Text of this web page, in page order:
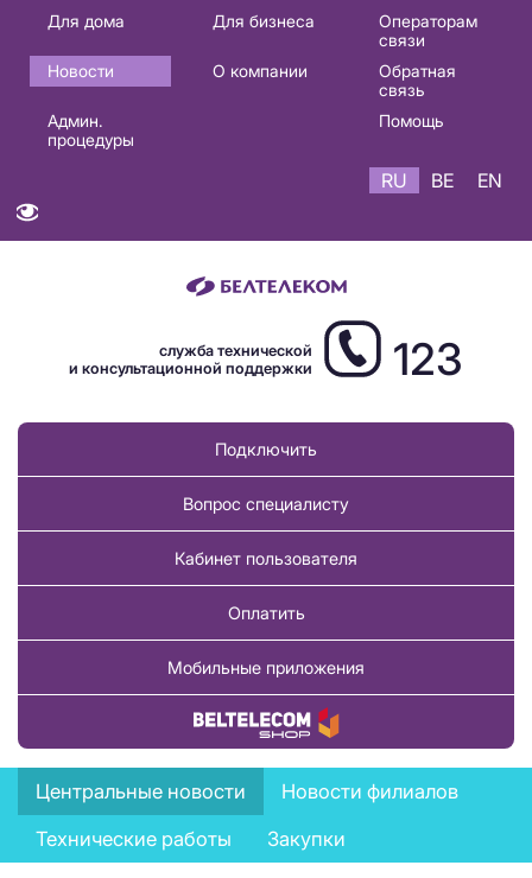
Основная
навигация
RU
Для дома Для бизнеса
Операторам
связи
Новости
О компании
Обратная
связь
Админ.
процедуры
Помощь
RU BE EN
служба технической
и консультационной поддержки
123
Подключить
Вопрос специалисту
Кабинет пользователя
Оплатить
Мобильные приложения
Купить товар
News
menu
Центральные новости
Новости филиалов
Технические работы
Закупки